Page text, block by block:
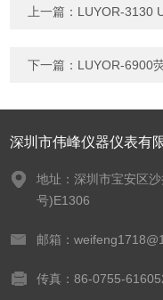
上一篇： LUYOR-3130
下一篇： LUYOR-6900
深圳市伟峰仪器仪表有
地址：深圳市宝安区
号)E1306
邮箱：
传真：86-0755-